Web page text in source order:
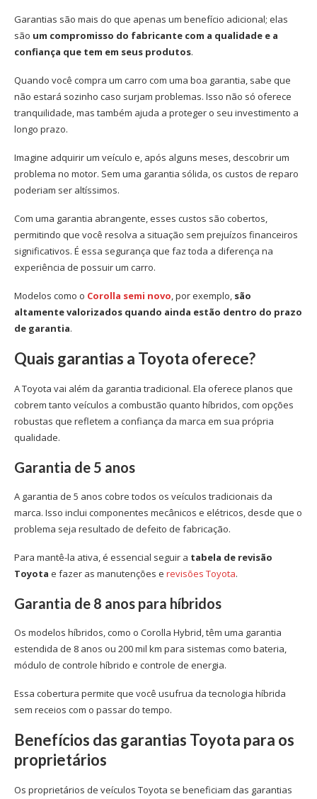
Garantias são mais do que apenas um benefício adicional; elas
são um compromisso do fabricante com a qualidade e a
confiança que tem em seus produtos.
Quando você compra um carro com uma boa garantia, sabe que
não estará sozinho caso surjam problemas. Isso não só oferece
tranquilidade, mas também ajuda a proteger o seu investimento a
longo prazo.
Imagine adquirir um veículo e, após alguns meses, descobrir um
problema no motor. Sem uma garantia sólida, os custos de reparo
poderiam ser altíssimos.
Com uma garantia abrangente, esses custos são cobertos,
permitindo que você resolva a situação sem prejuízos financeiros
significativos. É essa segurança que faz toda a diferença na
experiência de possuir um carro.
Modelos como o Corolla semi novo, por exemplo, são
altamente valorizados quando ainda estão dentro do prazo
de garantia.
Quais garantias a Toyota oferece?
A Toyota vai além da garantia tradicional. Ela oferece planos que
cobrem tanto veículos a combustão quanto híbridos, com opções
robustas que refletem a confiança da marca em sua própria
qualidade.
Garantia de 5 anos
A garantia de 5 anos cobre todos os veículos tradicionais da
marca. Isso inclui componentes mecânicos e elétricos, desde que o
problema seja resultado de defeito de fabricação.
Para mantê-la ativa, é essencial seguir a tabela de revisão
Toyota e fazer as manutenções e revisões Toyota.
Garantia de 8 anos para híbridos
Os modelos híbridos, como o Corolla Hybrid, têm uma garantia
estendida de 8 anos ou 200 mil km para sistemas como bateria,
módulo de controle híbrido e controle de energia.
Essa cobertura permite que você usufrua da tecnologia híbrida
sem receios com o passar do tempo.
Benefícios das garantias Toyota para os
proprietários
Os proprietários de veículos Toyota se beneficiam das garantias